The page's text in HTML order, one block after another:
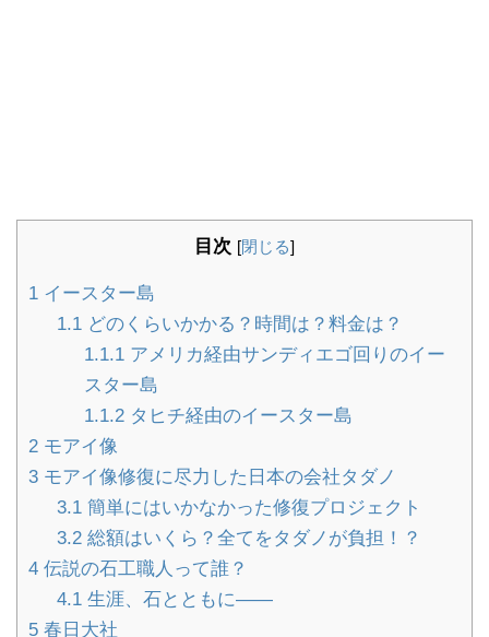
目次 [閉じる]
1 イースター島
1.1どのくらいかかる？時間は？料金は？
1.1.1 アメリカ経由サンディエゴ回りのイー
スター島
1.1.2 タヒチ経由のイースター島
2 モアイ像
3 モアイ像修復に尽力した日本の会社タダノ
3.1簡単にはいかなかった修復プロジェクト
3.2総額はいくら？全てをタダノが負担！？
4 伝説の石工職人って誰？
4.1生涯、石とともに――
5 春日大社